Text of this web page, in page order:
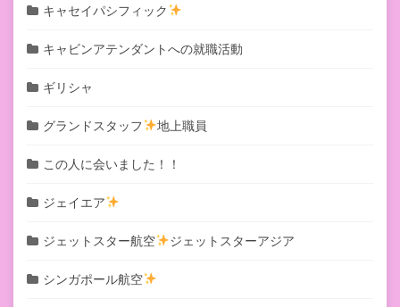
キャセイパシフィック
キャビンアテンダントへの就職活動
ギリシャ
グランドスタッフ 地上職員
この人に会いました！！
ジェイエア
ジェットスター航空 ジェットスターアジア
シンガポール航空